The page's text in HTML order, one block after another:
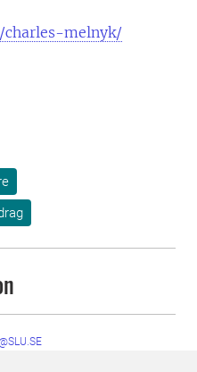
charles-melnyk/